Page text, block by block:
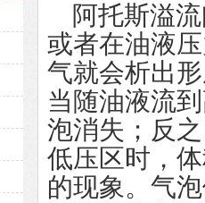
阿托斯溢流
或者在油液
气就会析出
当随油液流
泡消失；反
低压区时，
的现象。气